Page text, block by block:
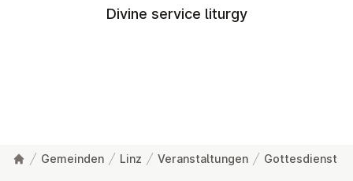
Divine service liturgy
Gemeinden Linz Veranstaltungen Gottesdienst